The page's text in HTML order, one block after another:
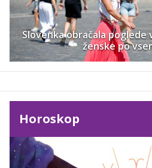
Slovenka obračala
ženske po
Horoskop